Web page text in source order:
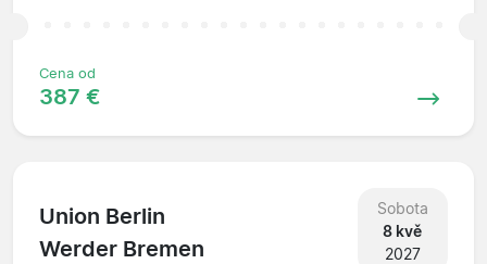
Cena od
387 €
Union Berlin
Werder Bremen
Sobota
8 kvě
2027